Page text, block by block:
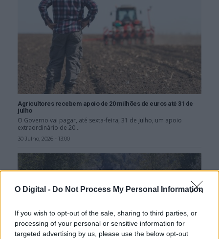
O Digital - Do Not Process My Personal Information
If you wish to opt-out of the sale, sharing to third parties, or
processing of your personal or sensitive information for
targeted advertising by us, please use the below opt-out
Agricultores recebem apoio de 20 milhões de euros até 31 de
julho
O Governo vai pagar, até sexta-feira, 31 de julho, um apoio
extraordinário de 20...
30 Julho, 2026 - 13:00